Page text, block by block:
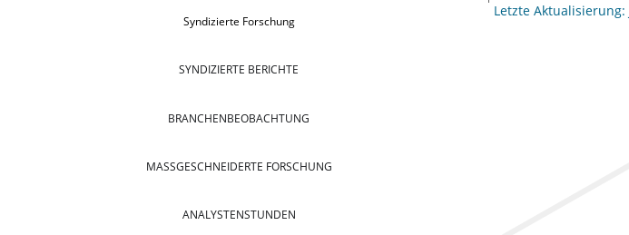
Syndizierte Forschung
SYNDIZIERTE BERICHTE
BRANCHENBEOBACHTUNG
MASSGESCHNEIDERTE FORSCHUNG
ANALYSTENSTUNDEN
Letzte Aktualisierung: